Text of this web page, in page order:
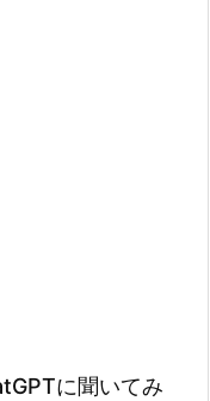
に聞いてみ